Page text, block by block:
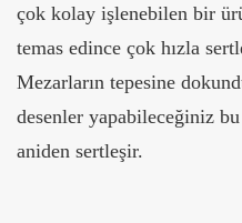
çok kolay işlenebilen bir
temas edince çok hızla
Mezarların tepesine
desenler yapabileceğiniz
aniden sertleşir.